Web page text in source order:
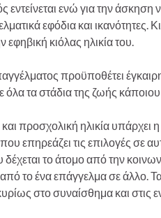
εντείνεται ενώ για την
εφόδια και
εφηβική κιόλας ηλικία του.
προϋποθέτει
τα στάδια της ζωής κάποιου
και προσχολική ηλικία
επηρεάζει τις επιλογές σε
δέχεται το άτομο από την
το ένα επάγγελμα σε άλλο. Τα
στο συναίσθημα και